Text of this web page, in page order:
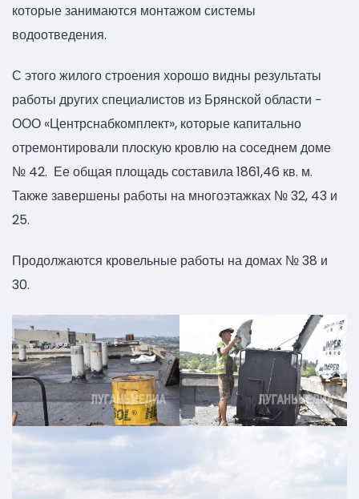
которые занимаются монтажом системы
водоотведения.
С этого жилого строения хорошо видны результаты
работы других специалистов из Брянской области −
ООО «Центрснабкомплект», которые капитально
отремонтировали плоскую кровлю на соседнем доме
№ 42. Ее общая площадь составила 1861,46 кв. м.
Также завершены работы на многоэтажках № 32, 43 и
25.
Продолжаются кровельные работы на домах № 38 и
30.